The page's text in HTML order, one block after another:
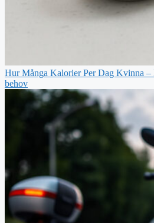
Hur Många Kalorier Per Dag Kvinna –
behov